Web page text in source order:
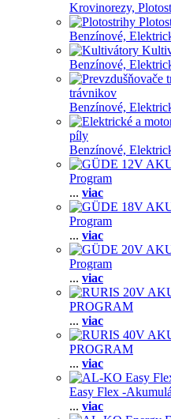
Krovinorezy,
Benzínové,
Benzínové,
trávnikov
Benzínové,
píly
Benzínové,
Program
... viac
Program
... viac
Program
... viac
PROGRAM
... viac
PROGRAM
... viac
Easy Flex -
... viac